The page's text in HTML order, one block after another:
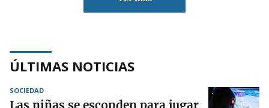
ÚLTIMAS NOTICIAS
SOCIEDAD
Las niñas se esconden para jugar